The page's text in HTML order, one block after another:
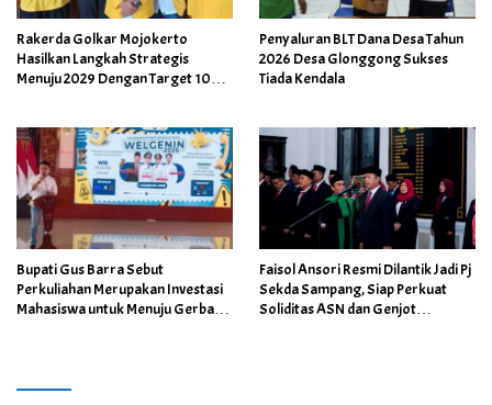
Rakerda Golkar Mojokerto
Hasilkan Langkah Strategis
Menuju 2029 Dengan Target 10
Penyaluran BLT Dana Desa Tahun
2026 Desa Glonggong Sukses
Tiada Kendala
Bupati Gus Barra Sebut
Perkuliahan Merupakan Investasi
Mahasiswa untuk Menuju Gerbang
Faisol Ansori Resmi Dilantik Jadi Pj
Sekda Sampang, Siap Perkuat
Soliditas ASN dan Genjot